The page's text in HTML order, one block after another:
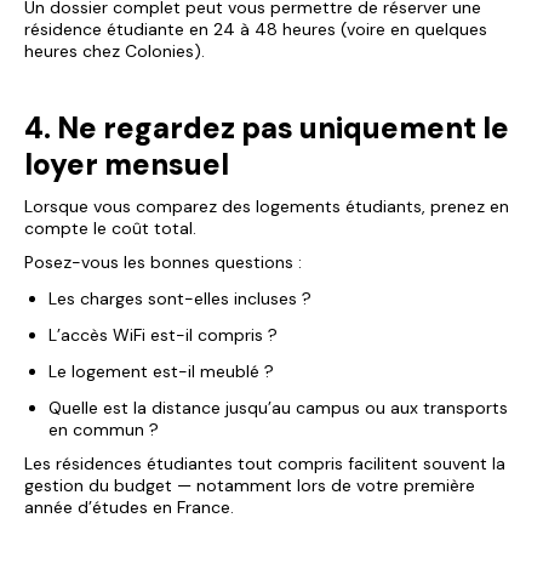
Un dossier complet peut vous permettre de réserver une
résidence étudiante en 24 à 48 heures (voire en quelques
heures chez Colonies).
4. Ne regardez pas uniquement le
loyer mensuel
Lorsque vous comparez des logements étudiants, prenez en
compte le coût total.
Posez-vous les bonnes questions :
Les charges sont-elles incluses ?
L’accès WiFi est-il compris ?
Le logement est-il meublé ?
Quelle est la distance jusqu’au campus ou aux transports
en commun ?
Les résidences étudiantes tout compris facilitent souvent la
gestion du budget — notamment lors de votre première
année d’études en France.